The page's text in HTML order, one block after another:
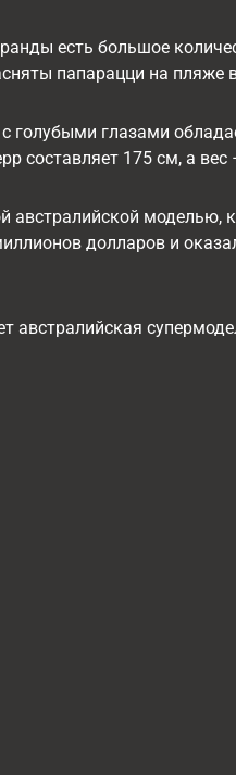
есть большое
папарацци на пляже
голубыми глазами
составляет 175 см, а вес
австралийской моделью,
долларов и
австралийская